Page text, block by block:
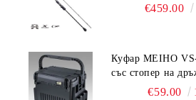
€459.00
Куфар MEIHO
със стопер на
€59.00